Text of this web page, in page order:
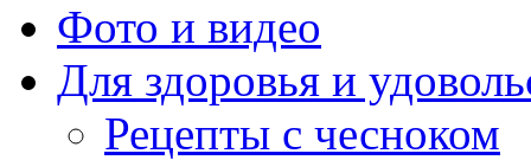
Фото и видео
Для здоровья и
Рецепты с чесноком